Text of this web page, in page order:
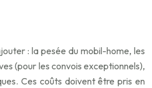
: la pesée du mobil-home, les
(pour les convois exceptionnels),
Ces coûts doivent être pris en